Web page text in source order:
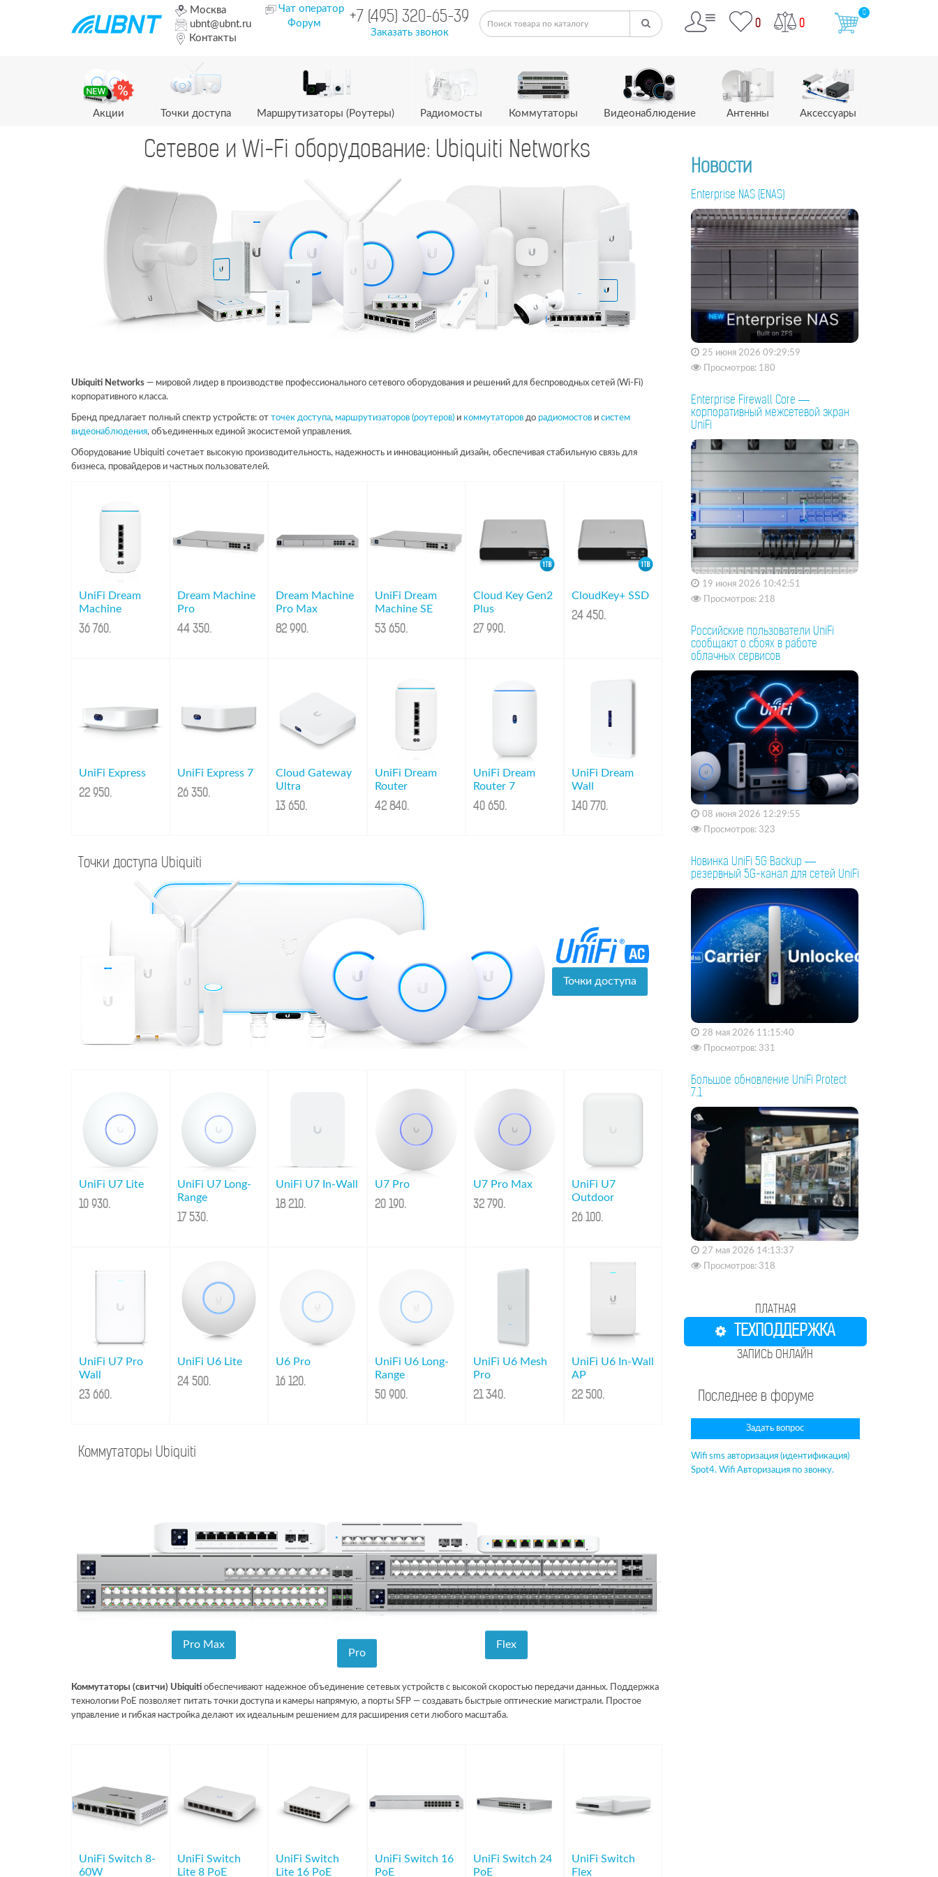
Москва
ubnt@ubnt.ru
Контакты
Чат оператор
Форум
+7 (495) 320-65-39
Заказать звонок
0 0
0
Акции Точки доступа Маршрутизаторы (Роутеры) Радиомосты Коммутаторы Видеонаблюдение Антенны Аксессуары
Сетевое и Wi-Fi оборудование: Ubiquiti Networks
Ubiquiti Networks — мировой лидер в производстве профессионального сетевого оборудования и решений для беспроводных сетей (Wi-Fi)
корпоративного класса.
Бренд предлагает полный спектр устройств: от точек доступа, маршрутизаторов (роутеров) и коммутаторов до радиомостов и систем
видеонаблюдения, объединенных единой экосистемой управления.
Оборудование Ubiquiti сочетает высокую производительность, надежность и инновационный дизайн, обеспечивая стабильную связь для
бизнеса, провайдеров и частных пользователей.
UniFi Dream
Machine
36 760.
Dream Machine
Pro
44 350.
Dream Machine
Pro Max
82 990.
UniFi Dream
Machine SE
53 650.
Cloud Key Gen2
Plus
27 990.
CloudKey+ SSD
24 450.
UniFi Express
22 950.
UniFi Express 7
26 350.
Cloud Gateway
Ultra
13 650.
UniFi Dream
Router
42 840.
UniFi Dream
Router 7
40 650.
UniFi Dream
Wall
140 770.
Точки доступа Ubiquiti
Точки доступа
UniFi U7 Lite
10 930.
UniFi U7 Long-
Range
17 530.
UniFi U7 In-Wall
18 210.
U7 Pro
20 190.
U7 Pro Max
32 790.
UniFi U7
Outdoor
26 100.
UniFi U7 Pro
Wall
23 660.
UniFi U6 Lite
24 500.
U6 Pro
16 120.
UniFi U6 Long-
Range
50 900.
UniFi U6 Mesh
Pro
21 340.
UniFi U6 In-Wall
AP
22 500.
Коммутаторы Ubiquiti
Pro Max
Pro
Flex
Коммутаторы (свитчи) Ubiquiti обеспечивают надежное объединение сетевых устройств с высокой скоростью передачи данных. Поддержка
технологии PoE позволяет питать точки доступа и камеры напрямую, а порты SFP — создавать быстрые оптические магистрали. Простое
управление и гибкая настройка делают их идеальным решением для расширения сети любого масштаба.
UniFi Switch 8-
60W
UniFi Switch
Lite 8 PoE
UniFi Switch
Lite 16 PoE
UniFi Switch 16
PoE
UniFi Switch 24
PoE
UniFi Switch
Flex
Новости
Enterprise NAS (ENAS)
25 июня 2026 09:29:59
Просмотров: 180
Enterprise Firewall Core —
корпоративный межсетевой экран
UniFi
19 июня 2026 10:42:51
Просмотров: 218
Российские пользователи UniFi
сообщают о сбоях в работе
облачных сервисов
08 июня 2026 12:29:55
Просмотров: 323
Новинка UniFi 5G Backup —
резервный 5G-канал для сетей UniFi
28 мая 2026 11:15:40
Просмотров: 331
Большое обновление UniFi Protect
7.1
27 мая 2026 14:13:37
Просмотров: 318
ПЛАТНАЯ
ТЕХПОДДЕРЖКА
ЗАПИСЬ ОНЛАЙН
Последнее в форуме
Задать вопрос
Wifi sms авторизация (идентификация)
Spot4. Wifi Авторизация по звонку.